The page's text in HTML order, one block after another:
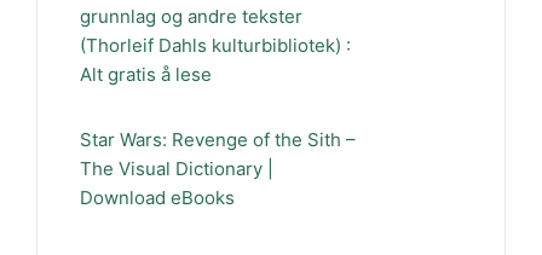
grunnlag og andre tekster
(Thorleif Dahls kulturbibliotek) :
Alt gratis å lese
Star Wars: Revenge of the Sith –
The Visual Dictionary |
Download eBooks